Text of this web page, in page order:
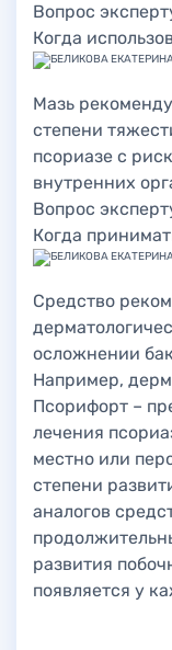
Вопрос
Когда
Мазь
степени
псориазе с
внутренних
Вопрос
Когда
Средство
осложнении
Например,
Псорифорт –
лечения
местно или
степени
аналогов
развития
появляется у